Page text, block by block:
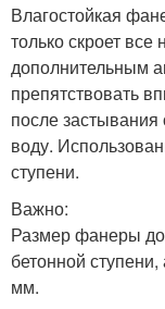
Влагостойкая
только скроет все
дополнительным
препятствовать
после
воду.
ступени.
Важно:
Размер фанеры
бетонной
мм.